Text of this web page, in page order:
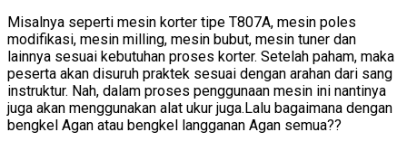
Misalnya seperti mesin korter tipe T807A, mesin poles
modifikasi, mesin milling, mesin bubut, mesin tuner dan
lainnya sesuai kebutuhan proses korter. Setelah paham, maka
peserta akan disuruh praktek sesuai dengan arahan dari sang
instruktur. Nah, dalam proses penggunaan mesin ini nantinya
juga akan menggunakan alat ukur juga.Lalu bagaimana dengan
bengkel Agan atau bengkel langganan Agan semua??